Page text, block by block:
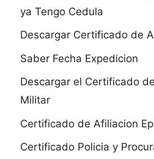
ya Tengo Cedula
Descargar Certificado de
Saber Fecha Expedicion
Descargar el Certificado
Militar
Certificado de Afiliacion
Certificado Policia y